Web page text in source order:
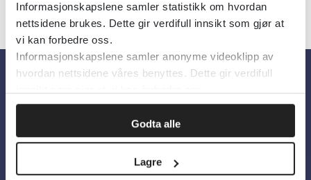
Informasjonskapslene samler statistikk om hvordan
nettsidene brukes. Dette gir verdifull innsikt som gjør at
vi kan forbedre oss.
Informasjonskapslene samler anonyme videoklipp av
hvordan nettsidene våres benyttes. Dette gir verdifull
Godta alle
Lagre
Om oss
Om Helsebiblioteket
Personvern og informasjonskapsler